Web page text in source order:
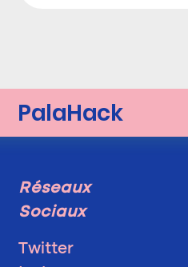
Réseaux
Sociaux
Twitter